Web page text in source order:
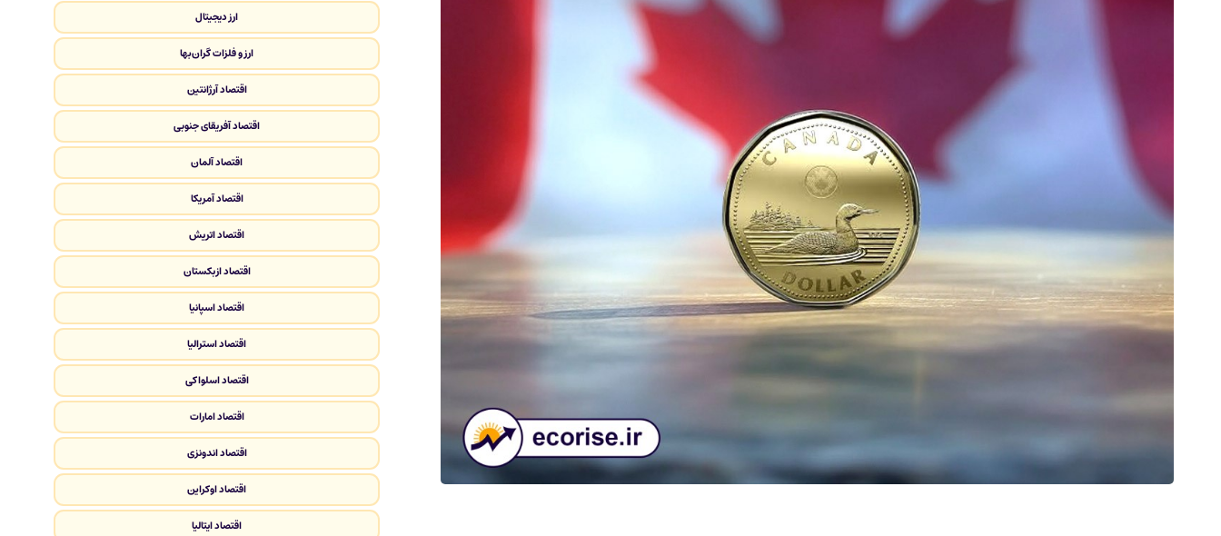
ارز دیجیتال
ارز و فلزات گران‌بها
اقتصاد آرژانتین
اقتصاد آفریقای جنوبی
اقتصاد آلمان
اقتصاد آمریکا
اقتصاد اتریش
اقتصاد ازبکستان
اقتصاد اسپانیا
اقتصاد استرالیا
اقتصاد اسلواکی
اقتصاد امارات
اقتصاد اندونزی
اقتصاد اوکراین
اقتصاد ایتالیا